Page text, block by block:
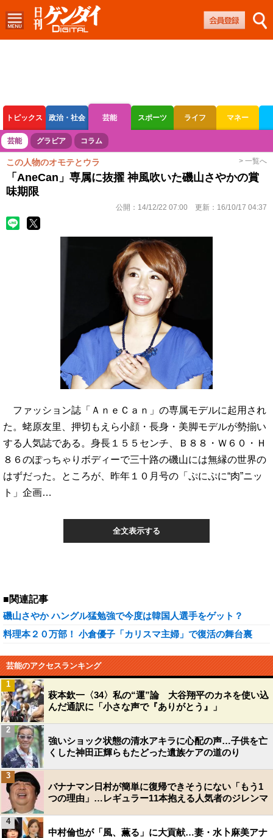
トピックス 政治・社会 芸能 スポーツ ライフ マネー
ボートレース 競輪 オートレース
芸能 グラビア コラム
この人物のオモテとウラ > 一覧へ
「AneCan」専属に抜擢 神風吹いた磯山さやかの賞
味期限
公開： 14/12/22 07:00 更新： 16/10/17 04:37
ファッション誌「ＡｎｅＣａｎ」の専属モデルに起用され
た。蛯原友里、押切もえら小顔・長身・美脚モデルが勢揃い
する人気誌である。身長１５５センチ、Ｂ８８・Ｗ６０・Ｈ
８６のぽっちゃりボディーで三十路の磯山には無縁の世界の
はずだった。ところが、昨年１０月号の「ぷにぷに“肉”ニッ
ト」企画…
全文表示する
■関連記事
磯山さやか ハングル猛勉強で今度は韓国人選手をゲット？
料理本２０万部！ 小倉優子「カリスマ主婦」で復活の舞台裏
芸能のアクセスランキング
萩本欽一〈34〉私の“運”論 大谷翔平のカネを使い込
んだ通訳に「小さな声で『ありがとう』」
1
強いショック状態の清水アキラに心配の声…子供を亡
くした神田正輝らもたどった遺族ケアの道のり
2
バナナマン日村が簡単に復帰できそうにない「もう1
つの理由」…レギュラー11本抱える人気者のジレンマ
3
中村倫也が「風、薫る」に大貢献…妻・水卜麻美アナ
4